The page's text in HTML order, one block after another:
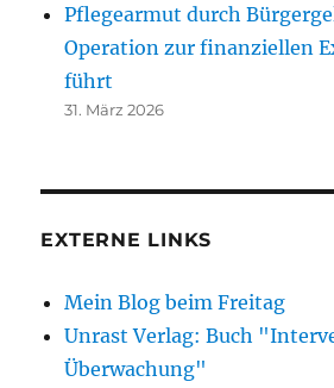
Pflegearmut durch
Operation zur finanziellen
führt
31. März 2026
EXTERNE LINKS
Mein Blog beim Freitag
Unrast Verlag: Buch
Überwachung"